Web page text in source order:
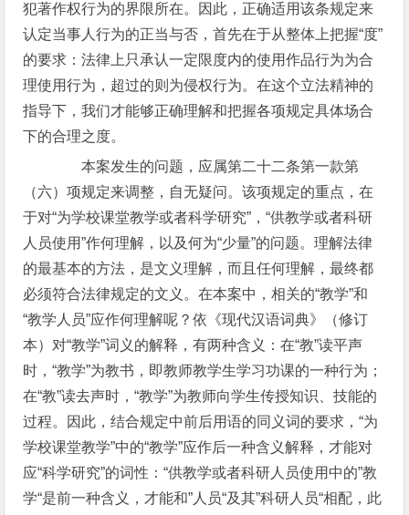
犯著作权行为的界限所在。因此，正确适用该条规定来
认定当事人行为的正当与否，首先在于从整体上把握“度”
的要求：法律上只承认一定限度内的使用作品行为为合
理使用行为，超过的则为侵权行为。在这个立法精神的
指导下，我们才能够正确理解和把握各项规定具体场合
下的合理之度。
本案发生的问题，应属第二十二条第一款第
（六）项规定来调整，自无疑问。该项规定的重点，在
于对“为学校课堂教学或者科学研究”，“供教学或者科研
人员使用”作何理解，以及何为“少量”的问题。理解法律
的最基本的方法，是文义理解，而且任何理解，最终都
必须符合法律规定的文义。在本案中，相关的“教学”和
“教学人员”应作何理解呢？依《现代汉语词典》（修订
本）对“教学”词义的解释，有两种含义：在“教”读平声
时，“教学”为教书，即教师教学生学习功课的一种行为；
在“教”读去声时，“教学”为教师向学生传授知识、技能的
过程。因此，结合规定中前后用语的同义词的要求，“为
学校课堂教学”中的“教学”应作后一种含义解释，才能对
应“科学研究”的词性：“供教学或者科研人员使用中的”教
学“是前一种含义，才能和”人员“及其”科研人员“相配，此